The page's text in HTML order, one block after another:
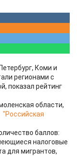
Коми и
регионами с
показал рейтинг
области,
"Российская
баллов:
налоговые
для мигрантов,